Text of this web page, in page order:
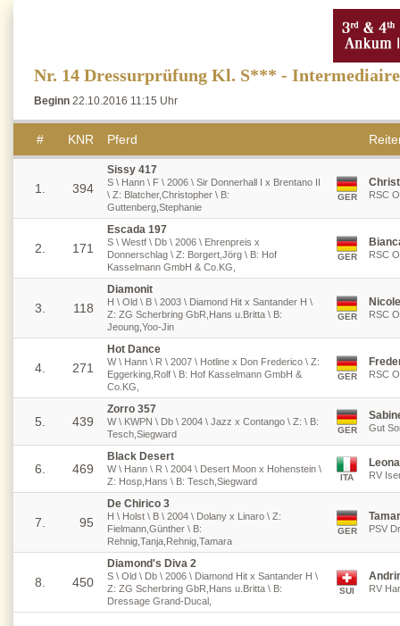
Nr. 14 Dressurprüfung Kl. S*** -
Beginn 22.10.2016 11:15 Uhr
# KNR Pferd
1. 394
Sissy 417
S \ Hann \ F \ 2006 \ Sir Donnerhall I x Brentano II
\ Z: Blatcher,Christopher \ B:
Guttenberg,Stephanie
GER RSC
2. 171
Escada 197
S \ Westf \ Db \ 2006 \ Ehrenpreis x
Donnerschlag \ Z: Borgert,Jörg \ B: Hof
Kasselmann GmbH & Co.KG,
GER RSC
3. 118
Diamonit
H \ Old \ B \ 2003 \ Diamond Hit x Santander H \
Z: ZG Scherbring GbR,Hans u.Britta \ B:
Jeoung,Yoo-Jin
GER RSC
4. 271
Hot Dance
W \ Hann \ R \ 2007 \ Hotline x Don Frederico \ Z:
Eggerking,Rolf \ B: Hof Kasselmann GmbH &
Co.KG,
GER RSC
5. 439
Zorro 357
W \ KWPN \ Db \ 2004 \ Jazz x Contango \ Z: \ B:
Tesch,Siegward
GER Gut
6. 469
Black Desert
W \ Hann \ R \ 2004 \ Desert Moon x Hohenstein \
Z: Hosp,Hans \ B: Tesch,Siegward
ITA RV
7. 95
De Chirico 3
H \ Holst \ B \ 2004 \ Dolany x Linaro \ Z:
Fielmann,Günther \ B:
Rehnig,Tanja,Rehnig,Tamara
GER PSV
8. 450
Diamond's Diva 2
S \ Old \ Db \ 2006 \ Diamond Hit x Santander H \
Z: ZG Scherbring GbR,Hans u.Britta \ B:
Dressage Grand-Ducal,
SUI RV